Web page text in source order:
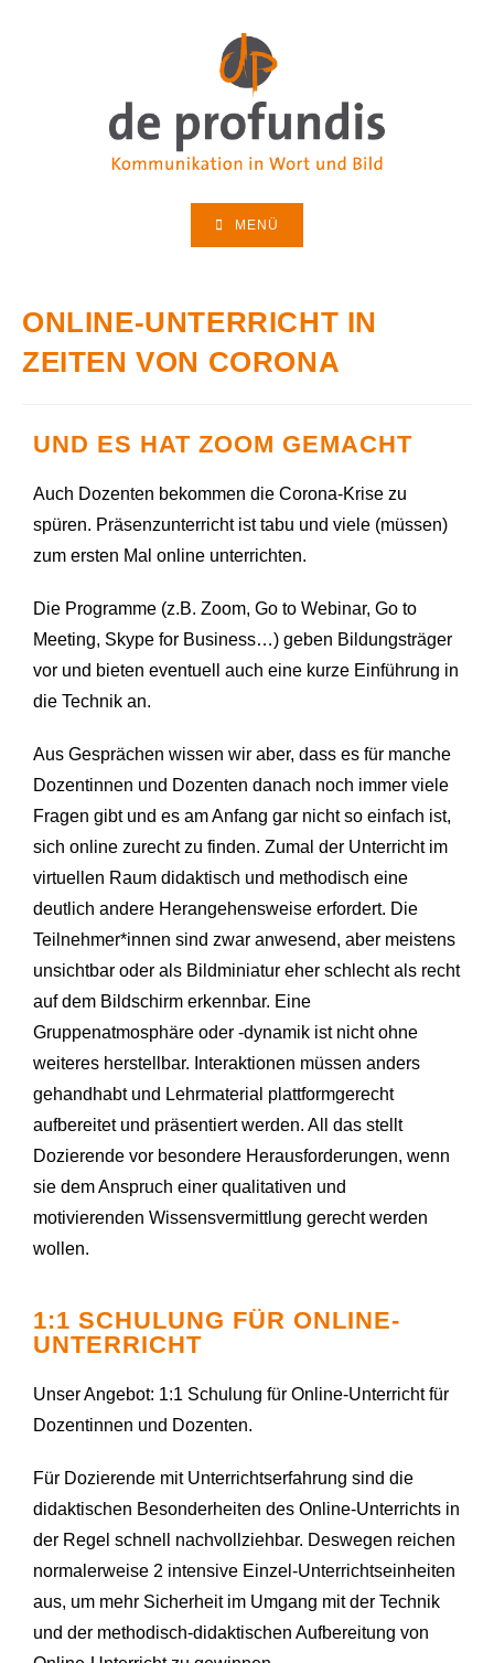
MENÜ
ONLINE-UNTERRICHT IN
ZEITEN VON CORONA
UND ES HAT ZOOM GEMACHT
Auch Dozenten bekommen die Corona-Krise zu
spüren. Präsenzunterricht ist tabu und viele (müssen)
zum ersten Mal online unterrichten.
Die Programme (z.B. Zoom, Go to Webinar, Go to
Meeting, Skype for Business…) geben Bildungsträger
vor und bieten eventuell auch eine kurze Einführung in
die Technik an.
Aus Gesprächen wissen wir aber, dass es für manche
Dozentinnen und Dozenten danach noch immer viele
Fragen gibt und es am Anfang gar nicht so einfach ist,
sich online zurecht zu finden. Zumal der Unterricht im
virtuellen Raum didaktisch und methodisch eine
deutlich andere Herangehensweise erfordert. Die
Teilnehmer*innen sind zwar anwesend, aber meistens
unsichtbar oder als Bildminiatur eher schlecht als recht
auf dem Bildschirm erkennbar. Eine
Gruppenatmosphäre oder -dynamik ist nicht ohne
weiteres herstellbar. Interaktionen müssen anders
gehandhabt und Lehrmaterial plattformgerecht
aufbereitet und präsentiert werden. All das stellt
Dozierende vor besondere Herausforderungen, wenn
sie dem Anspruch einer qualitativen und
motivierenden Wissensvermittlung gerecht werden
wollen.
1:1 SCHULUNG FÜR ONLINE-
UNTERRICHT
Unser Angebot: 1:1 Schulung für Online-Unterricht für
Dozentinnen und Dozenten.
Für Dozierende mit Unterrichtserfahrung sind die
didaktischen Besonderheiten des Online-Unterrichts in
der Regel schnell nachvollziehbar. Deswegen reichen
normalerweise 2 intensive Einzel-Unterrichtseinheiten
aus, um mehr Sicherheit im Umgang mit der Technik
und der methodisch-didaktischen Aufbereitung von